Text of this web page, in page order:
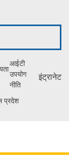
आईटी
उपयोग
नीति
इंट्रानेट
प्रदेश